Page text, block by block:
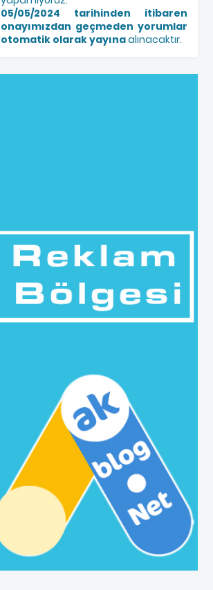
05/05/2024 tarihinden itibaren
onayımızdan geçmeden yorumlar
otomatik olarak yayınaalınacaktır.